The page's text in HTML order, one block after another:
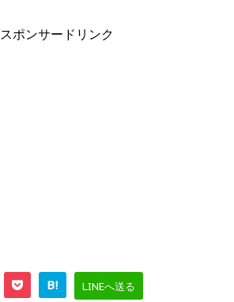
スポンサードリンク
B! LINEへ送る